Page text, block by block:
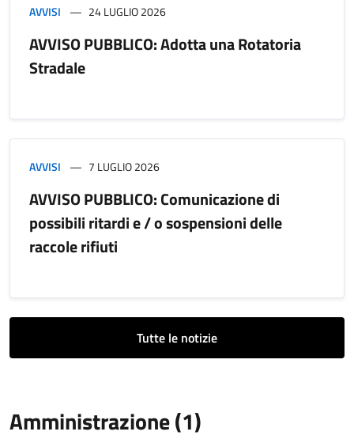
AVVISI 24 LUGLIO 2026
AVVISO PUBBLICO: Adotta una Rotatoria
Stradale
AVVISI 7 LUGLIO 2026
AVVISO PUBBLICO: Comunicazione di
possibili ritardi e / o sospensioni delle
raccole rifiuti
Tutte le notizie
Amministrazione (1)